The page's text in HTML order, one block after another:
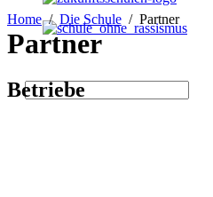
Home Die Schule Partner
Partner
Betriebe